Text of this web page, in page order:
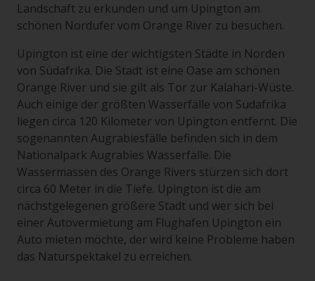
Landschaft zu erkunden und um Upington am
schönen Nordufer vom Orange River zu besuchen.
Upington ist eine der wichtigsten Städte in Norden
von Südafrika. Die Stadt ist eine Oase am schönen
Orange River und sie gilt als Tor zur Kalahari-Wüste.
Auch einige der größten Wasserfälle von Südafrika
liegen circa 120 Kilometer von Upington entfernt. Die
sogenannten Augrabiesfälle befinden sich in dem
Nationalpark Augrabies Wasserfälle. Die
Wassermassen des Orange Rivers stürzen sich dort
circa 60 Meter in die Tiefe. Upington ist die am
nächstgelegenen größere Stadt und wer sich bei
einer Autovermietung am Flughafen Upington ein
Auto mieten möchte, der wird keine Probleme haben
das Naturspektakel zu erreichen.